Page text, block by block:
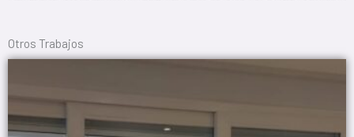
Otros Trabajos